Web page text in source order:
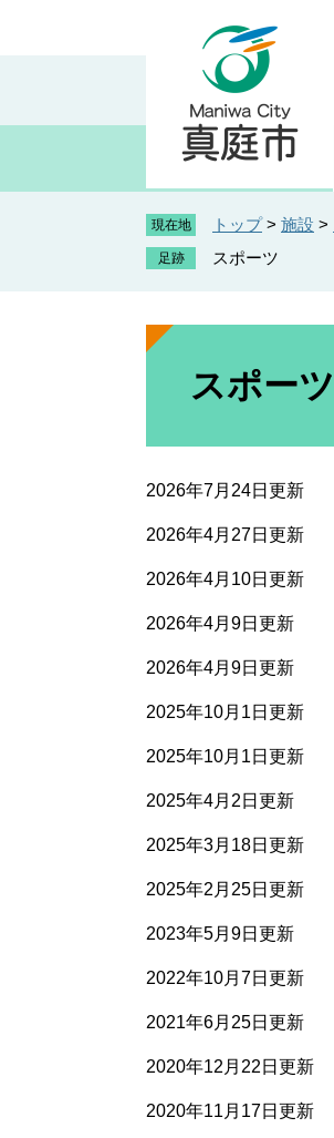
現在地 トップ > 施設 >
スポーツ
本
スポーツ
2026年7月24日更新
2026年4月27日更新
2026年4月10日更新
2026年4月9日更新
2026年4月9日更新
2025年10月1日更新
2025年10月1日更新
2025年4月2日更新
2025年3月18日更新
2025年2月25日更新
2023年5月9日更新
2022年10月7日更新
2021年6月25日更新
2020年12月22日更新
2020年11月17日更新